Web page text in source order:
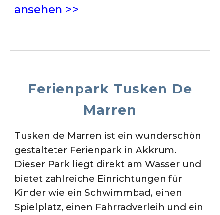
ansehen >>
Ferienpark Tusken De
Marren
Tusken de Marren ist ein wunderschön
gestalteter Ferienpark in Akkrum.
Dieser Park liegt direkt am Wasser und
bietet zahlreiche Einrichtungen für
Kinder wie ein Schwimmbad, einen
Spielplatz, einen Fahrradverleih und ein